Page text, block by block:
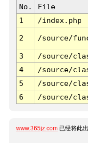
No. File
1
/index.php
2 /source/
3 /source/
4
/source/
5
/source/
6
/source/
www.365jz.com 已经将此